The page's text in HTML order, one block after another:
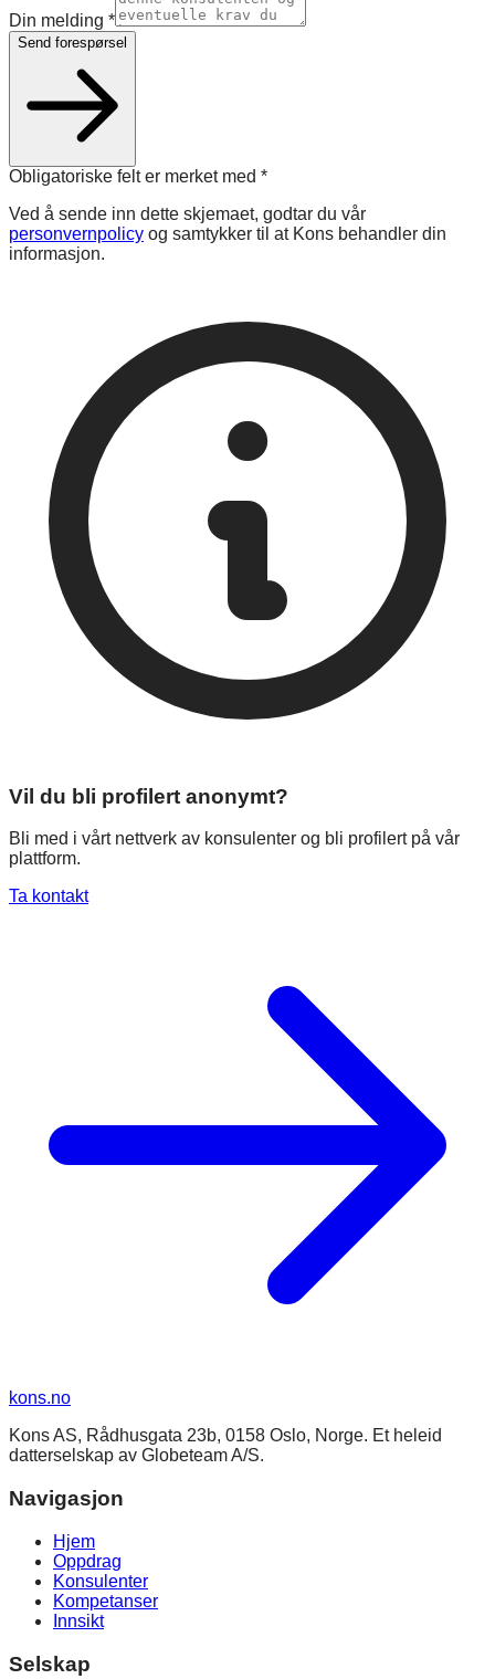
Din melding *
Send forespørsel
Obligatoriske felt er merket med *
Ved å sende inn dette skjemaet, godtar du vår
personvernpolicy og samtykker til at Kons behandler din
informasjon.
Vil du bli profilert anonymt?
Bli med i vårt nettverk av konsulenter og bli profilert på vår
plattform.
Ta kontakt
kons.no
Kons AS, Rådhusgata 23b, 0158 Oslo, Norge. Et heleid
datterselskap av Globeteam A/S.
Navigasjon
Hjem
Oppdrag
Konsulenter
Kompetanser
Innsikt
Selskap